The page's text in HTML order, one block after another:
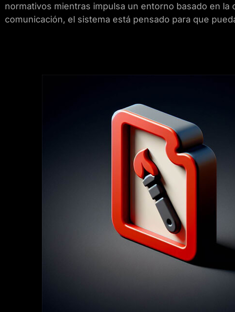
normativos mientras impulsa un entorno basado en
comunicación, el sistema está pensado para que